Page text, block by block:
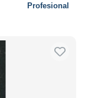
Profesional